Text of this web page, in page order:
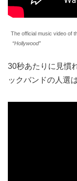
The official music video of
“Hollywood”
30秒あたりに見慣
ックバンドの人選